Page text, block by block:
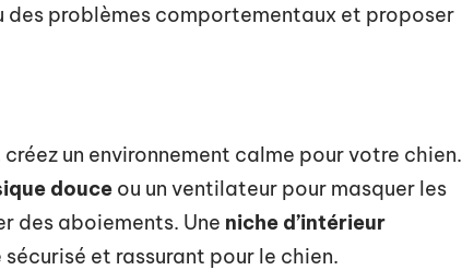
problèmes comportementaux et proposer
un environnement calme pour votre chien.
douce ou un ventilateur pour masquer les
des aboiements. Une niche d’intérieur
et rassurant pour le chien.